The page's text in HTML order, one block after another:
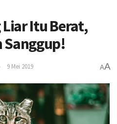
Itu Berat,
Sanggup!
9 Mei 2019 AA